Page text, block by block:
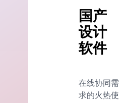
国产
设计
软件
在线协同需
求的火热使